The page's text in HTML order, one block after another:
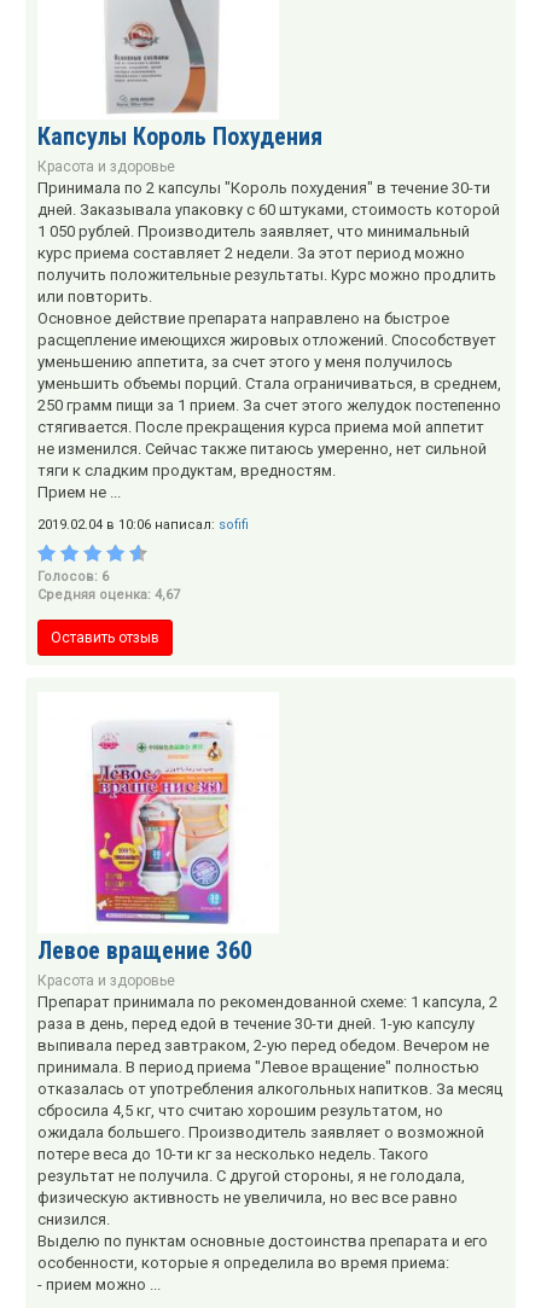
Капсулы Король Похудения
Красота и здоровье
Принимала по 2 капсулы "Король похудения" в течение 30-ти
дней. Заказывала упаковку с 60 штуками, стоимость которой
1 050 рублей. Производитель заявляет, что минимальный
курс приема составляет 2 недели. За этот период можно
получить положительные результаты. Курс можно продлить
или повторить.
Основное действие препарата направлено на быстрое
расщепление имеющихся жировых отложений. Способствует
уменьшению аппетита, за счет этого у меня получилось
уменьшить объемы порций. Стала ограничиваться, в среднем,
250 грамм пищи за 1 прием. За счет этого желудок постепенно
стягивается. После прекращения курса приема мой аппетит
не изменился. Сейчас также питаюсь умеренно, нет сильной
тяги к сладким продуктам, вредностям.
Прием не ...
2019.02.04 в 10:06 написал: sofifi
Голосов: 6
Средняя оценка: 4,67
Оставить отзыв
Левое вращение 360
Красота и здоровье
Препарат принимала по рекомендованной схеме: 1 капсула, 2
раза в день, перед едой в течение 30-ти дней. 1-ую капсулу
выпивала перед завтраком, 2-ую перед обедом. Вечером не
принимала. В период приема "Левое вращение" полностью
отказалась от употребления алкогольных напитков. За месяц
сбросила 4,5 кг, что считаю хорошим результатом, но
ожидала большего. Производитель заявляет о возможной
потере веса до 10-ти кг за несколько недель. Такого
результат не получила. С другой стороны, я не голодала,
физическую активность не увеличила, но вес все равно
снизился.
Выделю по пунктам основные достоинства препарата и его
особенности, которые я определила во время приема:
- прием можно ...